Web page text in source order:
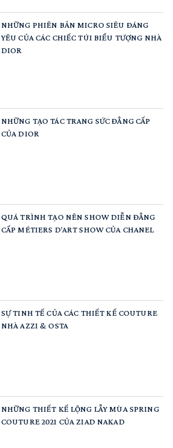
NHỮNG PHIÊN BẢN MICRO SIÊU ĐÁNG
YÊU CỦA CÁC CHIẾC TÚI BIỂU TƯỢNG NHÀ
DIOR
NHỮNG TẠO TÁC TRANG SỨC ĐẲNG CẤP
CỦA DIOR
QUÁ TRÌNH TẠO NÊN SHOW DIỄN ĐẲNG
CẤP MÉTIERS D’ART SHOW CỦA CHANEL
SỰ TINH TẾ CỦA CÁC THIẾT KẾ COUTURE
NHÀ AZZI & OSTA
NHỮNG THIẾT KẾ LỘNG LẪY MÙA SPRING
COUTURE 2021 CỦA ZIAD NAKAD